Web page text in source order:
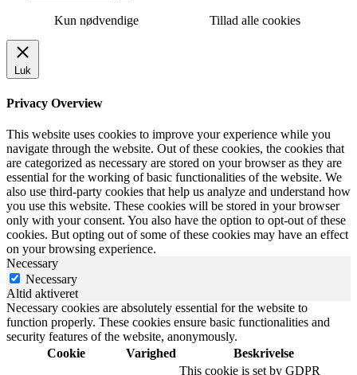
Kun nødvendige Tillad alle cookies
Luk
Privacy Overview
This website uses cookies to improve your experience while you
navigate through the website. Out of these cookies, the cookies that
are categorized as necessary are stored on your browser as they are
essential for the working of basic functionalities of the website. We
also use third-party cookies that help us analyze and understand how
you use this website. These cookies will be stored in your browser
only with your consent. You also have the option to opt-out of these
cookies. But opting out of some of these cookies may have an effect
on your browsing experience.
Necessary
Necessary
Altid aktiveret
Necessary cookies are absolutely essential for the website to
function properly. These cookies ensure basic functionalities and
security features of the website, anonymously.
Cookie
Varighed Beskrivelse
This cookie is set by GDPR